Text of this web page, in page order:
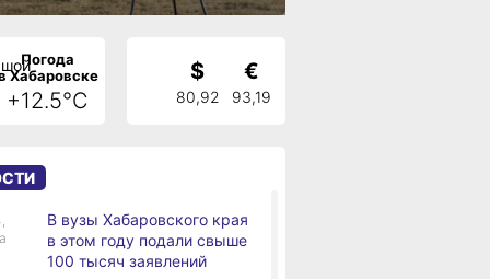
Погода
Хабаровске
+12.5°C
$
80,92
€
93,19
В вузы Хабаровского края
в этом году подали свыше
100 тысяч заявлений